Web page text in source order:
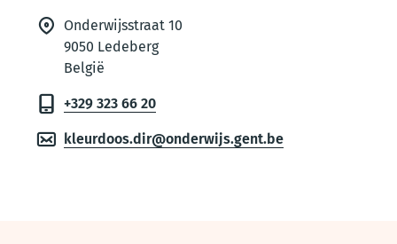
Onderwijsstraat 10
9050 Ledeberg
België
+329 323 66 20
kleurdoos.dir@onderwijs.gent.be